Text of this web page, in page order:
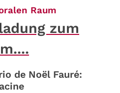
Raum
zum
de Noël Fauré: